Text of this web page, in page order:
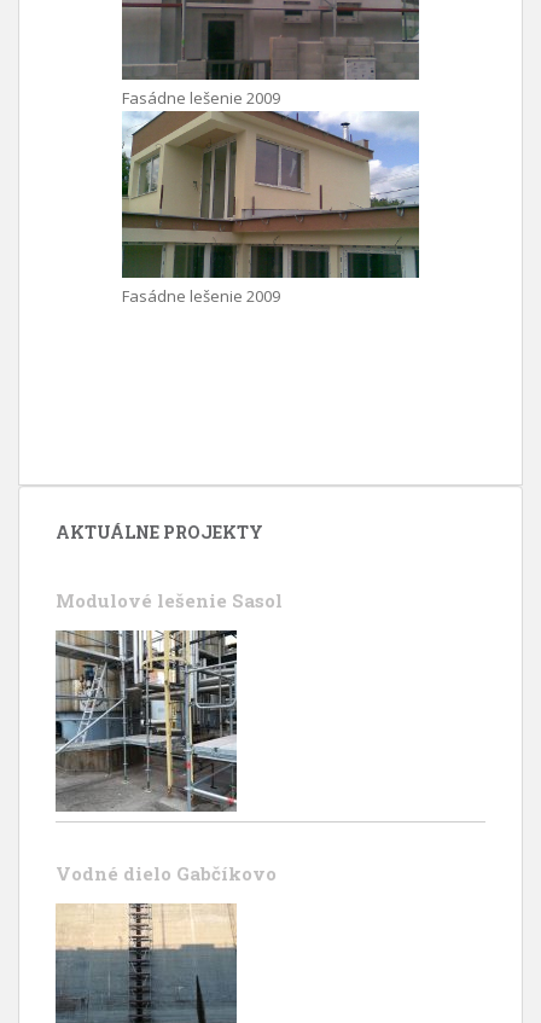
Fasádne lešenie 2009
Fasádne lešenie 2009
AKTUÁLNE PROJEKTY
Modulové lešenie Sasol
Vodné dielo Gabčíkovo